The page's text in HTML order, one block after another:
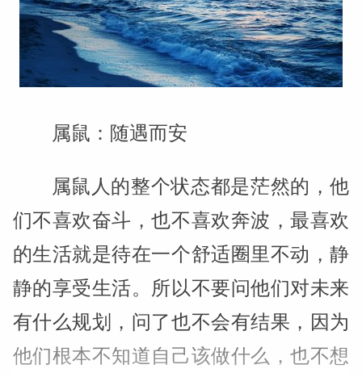
属鼠：随遇而安
属鼠人的整个状态都是茫然的，他
们不喜欢奋斗，也不喜欢奔波，最喜欢
的生活就是待在一个舒适圈里不动，静
静的享受生活。所以不要问他们对未来
有什么规划，问了也不会有结果，因为
他们根本不知道自己该做什么，也不想